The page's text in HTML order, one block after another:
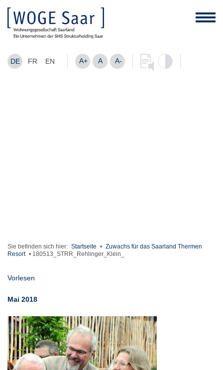
DE FR EN A+ A A-
Sie befinden sich hier: Startseite • Zuwachs für das Saarland Thermen
Resort • 180513_STRR_Rehlinger_Klein_
Vorlesen
Mai 2018